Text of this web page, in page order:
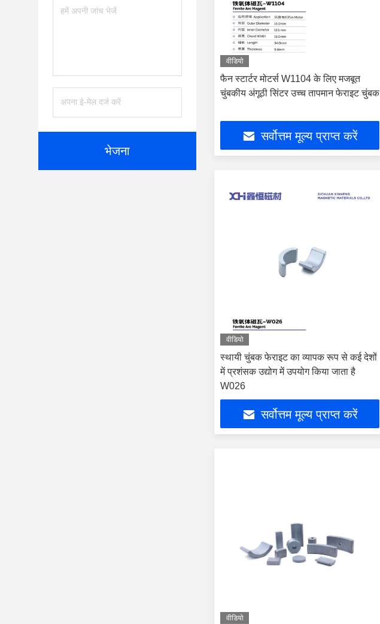
भेजना
वीडियो
फैन स्टार्टर मोटर्स W1104 के लिए मजबूत
चुंबकीय अंगूठी सिंटर उच्च तापमान फेराइट चुंबक
सर्वोत्तम मूल्य प्राप्त करें
वीडियो
स्थायी चुंबक फेराइट का व्यापक रूप से कई देशों
में प्रशंसक उद्योग में उपयोग किया जाता है
W026
सर्वोत्तम मूल्य प्राप्त करें
वीडियो